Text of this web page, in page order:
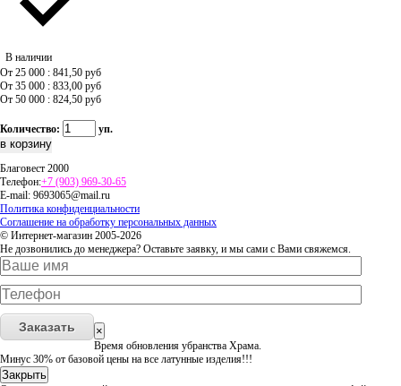
В наличии
От 25 000 : 841,50 руб
От 35 000 : 833,00 руб
От 50 000 : 824,50 руб
Количество: уп.
Благовест 2000
Телефон:+7 (903) 969-30-65
E-mail: 9693065@mail.ru
Политика конфиденциальности
Соглашение на обработку персональных данных
© Интернет-магазин 2005-2026
Не дозвонились до менеджера? Оставьте заявку, и мы сами с Вами свяжемся.
Заказать ×
Время обновления убранства Храма.
Минус 30% от базовой цены на все латунные изделия!!!
Закрыть